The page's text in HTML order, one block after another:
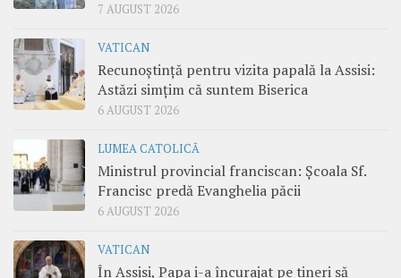
7 AUGUST 2026
VATICAN
Recunoștință pentru vizita papală la Assisi:
Astăzi simțim că suntem Biserica
6 AUGUST 2026
LUMEA CATOLICĂ
Ministrul provincial franciscan: Școala Sf.
Francisc predă Evanghelia păcii
6 AUGUST 2026
VATICAN
În Assisi, Papa i-a încurajat pe tineri să